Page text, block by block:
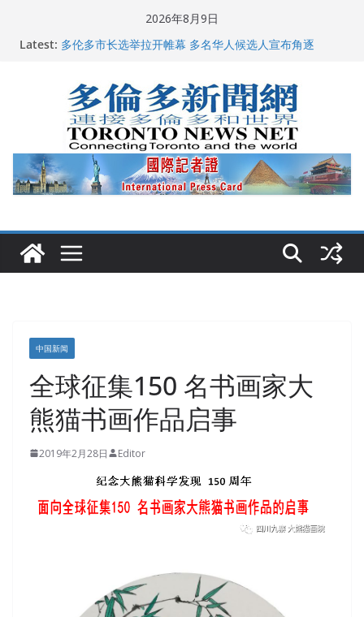
2026年8月9日
Latest: 龚晓华参加多伦多骄傲大游行 与市民分享竞选理念
特朗普称加拿大“不友善”并批评其领导层 卡尼：谈判事
关加拿大就业
2026加拿大青少年儿童绘画比赛颁奖典礼多伦多举行
中国新闻
全球征集150 名书画家大
熊猫书画作品启事
2019年2月28日 Editor